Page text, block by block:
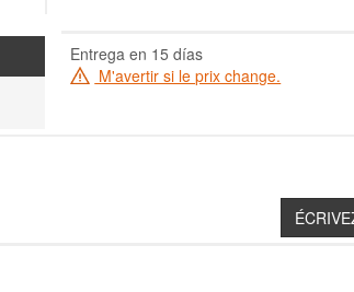
Entrega en 15 días
M'avertir si le prix change.